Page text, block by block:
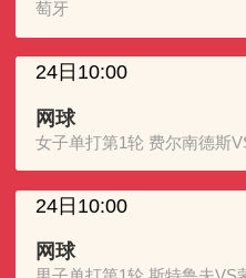
萄牙
24日10:00
网球
女子单打第1轮 费尔南德斯
24日10:00
网球